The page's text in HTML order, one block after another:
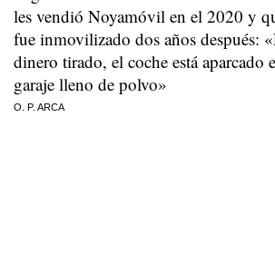
les vendió Noyamóvil en el 2020 y
fue inmovilizado dos años después:
dinero tirado, el coche está aparcado
garaje lleno de polvo»
O. P. ARCA